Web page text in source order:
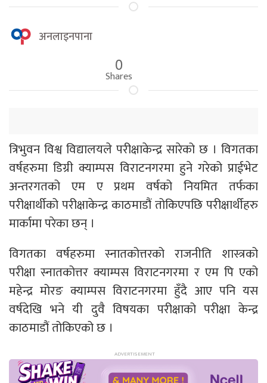
अनलाइनपाना
0
Shares
त्रिभुवन विश्व विद्यालयले परीक्षाकेन्द्र सारेको छ । विगतका
वर्षहरुमा डिग्री क्याम्पस विराटनगरमा हुने गरेको प्राईभेट
अन्तरगतको एम ए प्रथम वर्षको नियमित तर्फका
परीक्षार्थीको परीक्षाकेन्द्र काठमाडौं तोकिएपछि परीक्षार्थीहरु
मार्कामा परेका छन् ।
विगतका वर्षहरुमा स्नातकोत्तरको राजनीति शास्त्रको
परीक्षा स्नातकोत्तर क्याम्पस विराटनगरमा र एम पि एको
महेन्द्र मोरङ क्याम्पस विराटनगरमा हुँदै आए पनि यस
वर्षदेखि भने यी दुवै विषयका परीक्षाको परीक्षा केन्द्र
काठमाडौं तोकिएको छ ।